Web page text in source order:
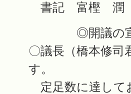
書記 富樫 潤
◎開議の
〇議長（橋本修
す。
定足数に達して